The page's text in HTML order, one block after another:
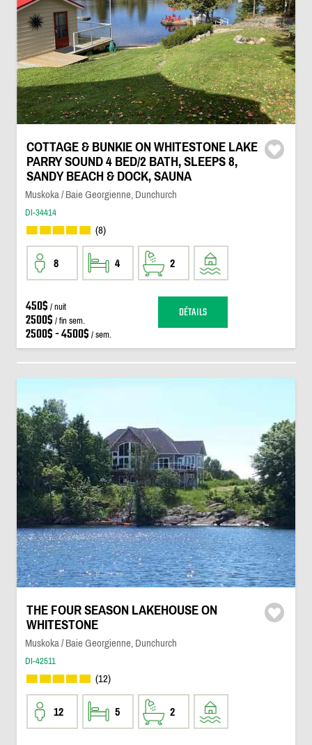
COTTAGE & BUNKIE ON WHITESTONE LAKE
PARRY SOUND 4 BED/2 BATH, SLEEPS 8,
SANDY BEACH & DOCK, SAUNA
Muskoka / Baie Georgienne, Dunchurch
DI-34414
(8)
8 4 2
450$ / nuit
2500$ / fin sem.
2500$ - 4500$ / sem.
DÉTAILS
THE FOUR SEASON LAKEHOUSE ON
WHITESTONE
Muskoka / Baie Georgienne, Dunchurch
DI-42511
(12)
12 5 2